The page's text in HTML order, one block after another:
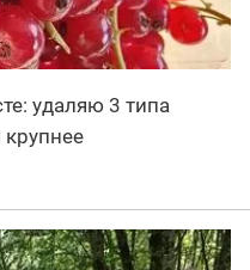
удаляю 3 типа
крупнее